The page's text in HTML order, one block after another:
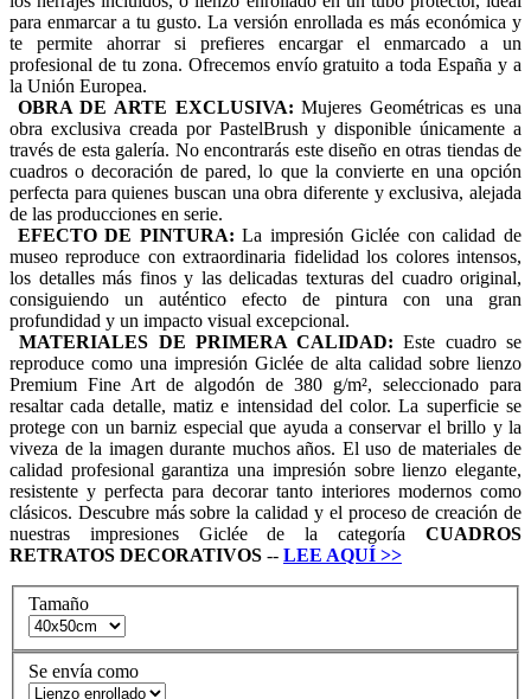
para enmarcar a tu gusto. La versión enrollada es más económica y
te permite ahorrar si prefieres encargar el enmarcado a un
profesional de tu zona. Ofrecemos envío gratuito a toda España y a
la Unión Europea.
OBRA DE ARTE EXCLUSIVA:Mujeres Geométricas es una
obra exclusiva creada por PastelBrush y disponible únicamente a
través de esta galería. No encontrarás este diseño en otras tiendas de
cuadros o decoración de pared, lo que la convierte en una opción
perfecta para quienes buscan una obra diferente y exclusiva, alejada
de las producciones en serie.
EFECTO DE PINTURA: La impresión Giclée con calidad de
museo reproduce con extraordinaria fidelidad los colores intensos,
los detalles más finos y las delicadas texturas del cuadro original,
consiguiendo un auténtico efecto de pintura con una gran
profundidad y un impacto visual excepcional.
MATERIALES DE PRIMERA CALIDAD: Este cuadro se
reproduce como una impresión Giclée de alta calidad sobre lienzo
Premium Fine Art de algodón de 380 g/m², seleccionado para
resaltar cada detalle, matiz e intensidad del color. La superficie se
protege con un barniz especial que ayuda a conservar el brillo y la
viveza de la imagen durante muchos años. El uso de materiales de
calidad profesional garantiza una impresión sobre lienzo elegante,
resistente y perfecta para decorar tanto interiores modernos como
clásicos. Descubre más sobre la calidad y el proceso de creación de
nuestras impresiones Giclée de la categoría CUADROS
RETRATOS DECORATIVOS -- LEE AQUÍ >>
Tamaño
Se envía como